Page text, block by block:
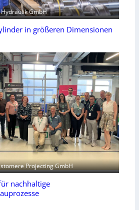
GmbH
in größeren Dimensionen
Projecting GmbH
nachhaltige